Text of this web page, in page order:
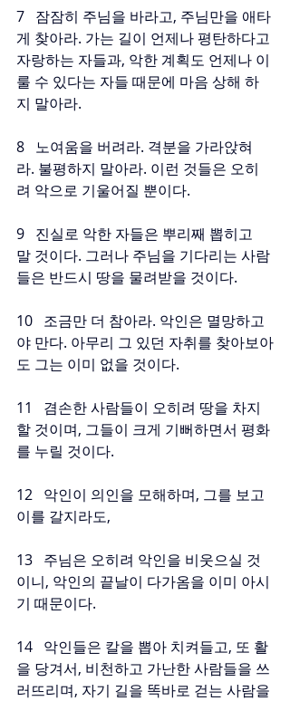
7   잠잠히 주님을 바라고, 주님만을 애타
게 찾아라. 가는 길이 언제나 평탄하다고
자랑하는 자들과, 악한 계획도 언제나 이
룰 수 있다는 자들 때문에 마음 상해 하
지 말아라.
8   노여움을 버려라. 격분을 가라앉혀
라. 불평하지 말아라. 이런 것들은 오히
려 악으로 기울어질 뿐이다.
9   진실로 악한 자들은 뿌리째 뽑히고
말 것이다. 그러나 주님을 기다리는 사람
들은 반드시 땅을 물려받을 것이다.
10   조금만 더 참아라. 악인은 멸망하고
야 만다. 아무리 그 있던 자취를 찾아보아
도 그는 이미 없을 것이다.
11   겸손한 사람들이 오히려 땅을 차지
할 것이며, 그들이 크게 기뻐하면서 평화
를 누릴 것이다.
12   악인이 의인을 모해하며, 그를 보고
이를 갈지라도,
13   주님은 오히려 악인을 비웃으실 것
이니, 악인의 끝날이 다가옴을 이미 아시
기 때문이다.
14   악인들은 칼을 뽑아 치켜들고, 또 활
을 당겨서, 비천하고 가난한 사람들을 쓰
러뜨리며, 자기 길을 똑바로 걷는 사람을